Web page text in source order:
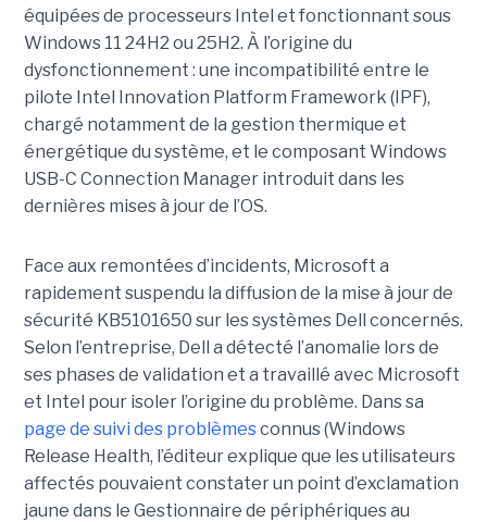
équipées de processeurs Intel et fonctionnant sous
Windows 11 24H2 ou 25H2. À l’origine du
dysfonctionnement : une incompatibilité entre le
pilote Intel Innovation Platform Framework (IPF),
chargé notamment de la gestion thermique et
énergétique du système, et le composant Windows
USB-C Connection Manager introduit dans les
dernières mises à jour de l’OS.
Face aux remontées d’incidents, Microsoft a
rapidement suspendu la diffusion de la mise à jour de
sécurité KB5101650 sur les systèmes Dell concernés.
Selon l’entreprise, Dell a détecté l’anomalie lors de
ses phases de validation et a travaillé avec Microsoft
et Intel pour isoler l’origine du problème. Dans sa
page de suivi des problèmesconnus (Windows
Release Health, l’éditeur explique que les utilisateurs
affectés pouvaient constater un point d’exclamation
jaune dans le Gestionnaire de périphériques au